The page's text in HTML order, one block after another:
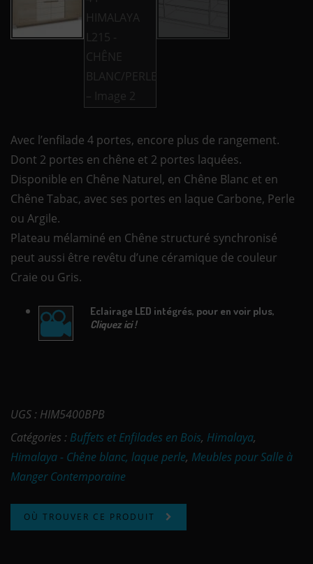
Avec l’enfilade 4 portes, encore plus de rangement.
Dont 2 portes en chêne et 2 portes laquées.
Disponible en Chêne Naturel, en Chêne Blanc et en
Chêne Tabac, avec ses portes en laque Carbone, Perle
ou Argile.
Plateau mélaminé en Chêne structuré synchronisé
peut aussi être revêtu d’une céramique de couleur
Craie ou Gris.
Eclairage LED intégrés, pour en voir plus,
Cliquez ici !
UGS : HIM5400BPB
Catégories : Buffets et Enfilades en Bois, Himalaya,
Himalaya - Chêne blanc, laque perle, Meubles pour Salle à
Manger Contemporaine
OÙ TROUVER CE PRODUIT